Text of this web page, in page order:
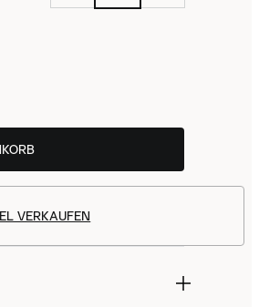
VERKAUFEN